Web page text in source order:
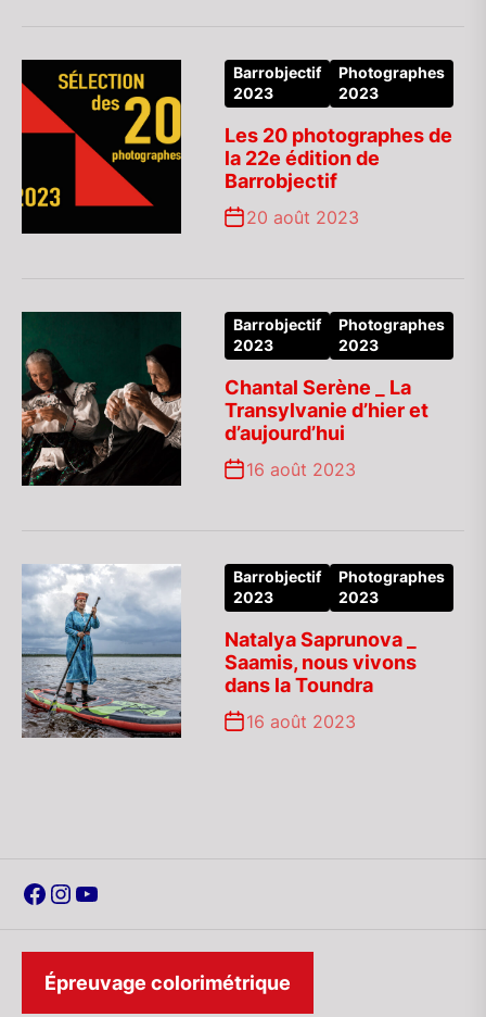
Barrobjectif
2023
Photographes
2023
Les 20 photographes de
la 22e édition de
Barrobjectif
20 août 2023
Barrobjectif
2023
Photographes
2023
Chantal Serène _ La
Transylvanie d’hier et
d’aujourd’hui
16 août 2023
Barrobjectif
2023
Photographes
2023
Natalya Saprunova _
Saamis, nous vivons
dans la Toundra
16 août 2023
Facebook
Instagram
YouTube
Épreuvage colorimétrique